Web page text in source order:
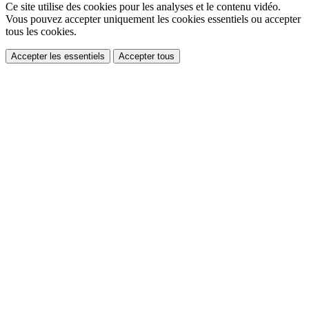
Ce site utilise des cookies pour les analyses et le contenu vidéo.
Vous pouvez accepter uniquement les cookies essentiels ou accepter
tous les cookies.
Accepter les essentiels Accepter tous